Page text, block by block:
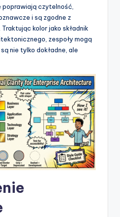
czytelność,
i są zgodne z
kolor jako składnik
zespoły mogą
nie tylko dokładne, ale